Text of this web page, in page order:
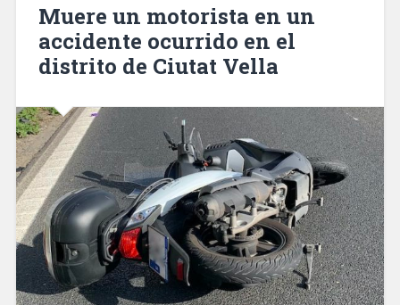
Muere un motorista en un
accidente ocurrido en el
distrito de Ciutat Vella